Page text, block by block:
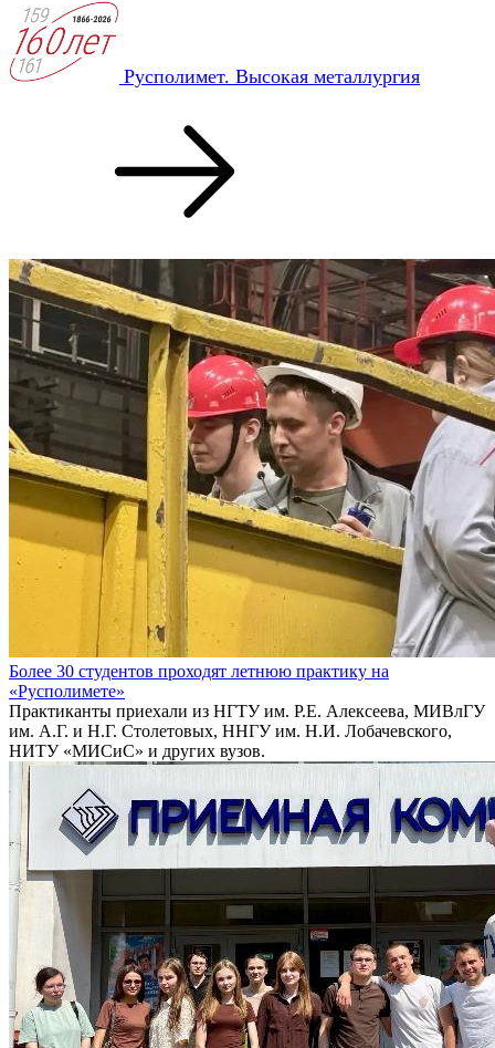
Русполимет. Высокая металлургия
Более 30 студентов проходят летнюю практику на
«Русполимете»
Практиканты приехали из НГТУ им. Р.Е. Алексеева, МИВлГУ
им. А.Г. и Н.Г. Столетовых, ННГУ им. Н.И. Лобачевского,
НИТУ «МИСиС» и других вузов.